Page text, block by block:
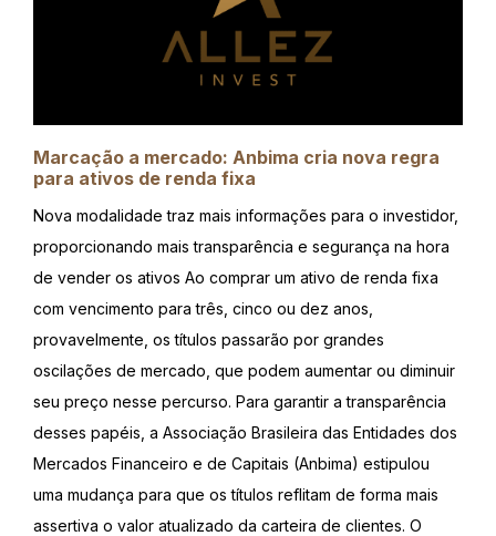
Marcação a mercado: Anbima cria nova regra
para ativos de renda fixa
Nova modalidade traz mais informações para o investidor,
proporcionando mais transparência e segurança na hora
de vender os ativos Ao comprar um ativo de renda fixa
com vencimento para três, cinco ou dez anos,
provavelmente, os títulos passarão por grandes
oscilações de mercado, que podem aumentar ou diminuir
seu preço nesse percurso. Para garantir a transparência
desses papéis, a Associação Brasileira das Entidades dos
Mercados Financeiro e de Capitais (Anbima) estipulou
uma mudança para que os títulos reflitam de forma mais
assertiva o valor atualizado da carteira de clientes. O